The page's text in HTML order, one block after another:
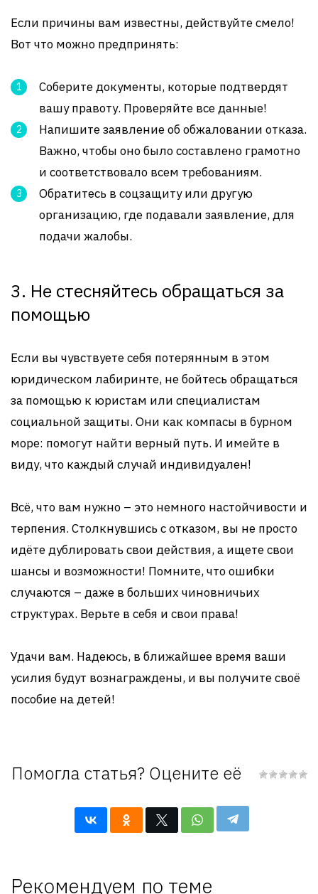
Если причины вам известны, действуйте смело!
Вот что можно предпринять:
Соберите документы, которые подтвердят
вашу правоту. Проверяйте все данные!
Напишите заявление об обжаловании отказа.
Важно, чтобы оно было составлено грамотно
и соответствовало всем требованиям.
Обратитесь в соцзащиту или другую
организацию, где подавали заявление, для
подачи жалобы.
3. Не стесняйтесь обращаться за
помощью
Если вы чувствуете себя потерянным в этом
юридическом лабиринте, не бойтесь обращаться
за помощью к юристам или специалистам
социальной защиты. Они как компасы в бурном
море: помогут найти верный путь. И имейте в
виду, что каждый случай индивидуален!
Всё, что вам нужно – это немного настойчивости и
терпения. Столкнувшись с отказом, вы не просто
идёте дублировать свои действия, а ищете свои
шансы и возможности! Помните, что ошибки
случаются – даже в больших чиновничьих
структурах. Верьте в себя и свои права!
Удачи вам. Надеюсь, в ближайшее время ваши
усилия будут вознаграждены, и вы получите своё
пособие на детей!
Помогла статья? Оцените её
Рекомендуем по теме